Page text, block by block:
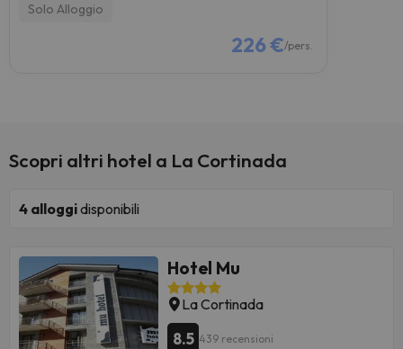
Solo Alloggio
226 €/pers.
Scopri altri hotel a La Cortinada
4 alloggidisponibili
Hotel Mu
La Cortinada
8.5 439 recensioni